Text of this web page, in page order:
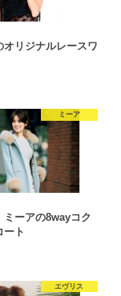
オリジナルレースワ
ミーア
ミーアの8wayコク
ート
エヴリス